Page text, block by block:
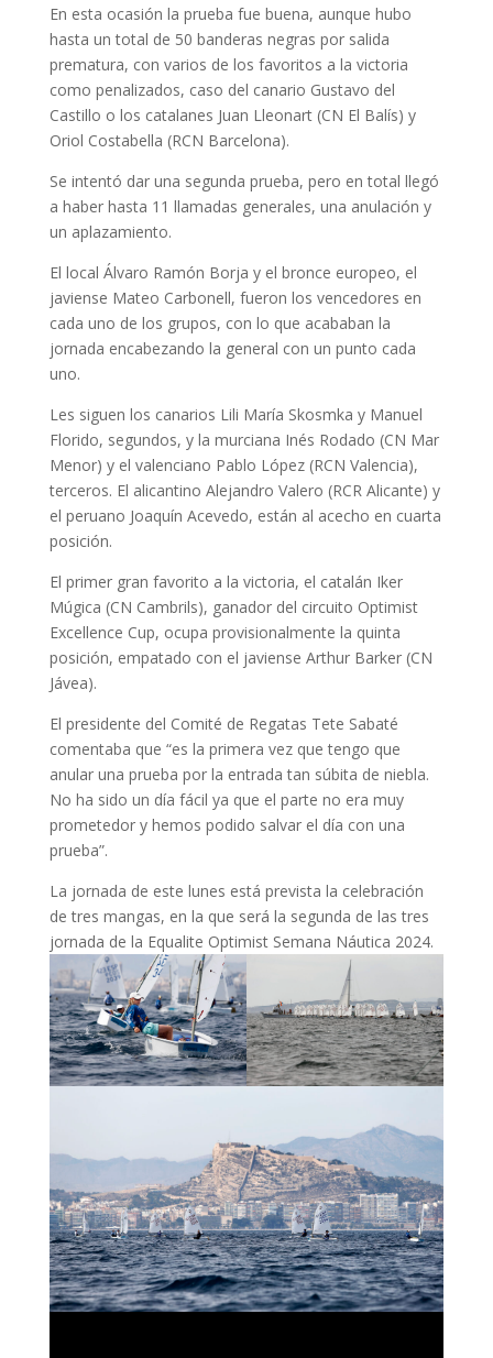
En esta ocasión la prueba fue buena, aunque hubo
hasta un total de 50 banderas negras por salida
prematura, con varios de los favoritos a la victoria
como penalizados, caso del canario Gustavo del
Castillo o los catalanes Juan Lleonart (CN El Balís) y
Oriol Costabella (RCN Barcelona).
Se intentó dar una segunda prueba, pero en total llegó
a haber hasta 11 llamadas generales, una anulación y
un aplazamiento.
El local Álvaro Ramón Borja y el bronce europeo, el
javiense Mateo Carbonell, fueron los vencedores en
cada uno de los grupos, con lo que acababan la
jornada encabezando la general con un punto cada
uno.
Les siguen los canarios Lili María Skosmka y Manuel
Florido, segundos, y la murciana Inés Rodado (CN Mar
Menor) y el valenciano Pablo López (RCN Valencia),
terceros. El alicantino Alejandro Valero (RCR Alicante) y
el peruano Joaquín Acevedo, están al acecho en cuarta
posición.
El primer gran favorito a la victoria, el catalán Iker
Múgica (CN Cambrils), ganador del circuito Optimist
Excellence Cup, ocupa provisionalmente la quinta
posición, empatado con el javiense Arthur Barker (CN
Jávea).
El presidente del Comité de Regatas Tete Sabaté
comentaba que “es la primera vez que tengo que
anular una prueba por la entrada tan súbita de niebla.
No ha sido un día fácil ya que el parte no era muy
prometedor y hemos podido salvar el día con una
prueba”.
La jornada de este lunes está prevista la celebración
de tres mangas, en la que será la segunda de las tres
jornada de la Equalite Optimist Semana Náutica 2024.